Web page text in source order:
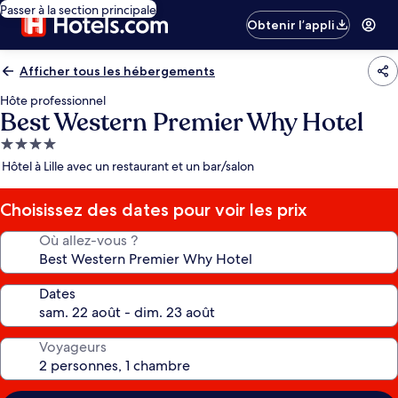
Passer à la section principale
Obtenir l’appli
Afficher tous les hébergements
Hôte professionnel
Best Western Premier Why Hotel
Hébergement
4.0 étoiles
Hôtel à Lille avec un restaurant et un bar/salon
Choisissez des dates pour voir les prix
Où allez-vous ?
Dates
Voyageurs